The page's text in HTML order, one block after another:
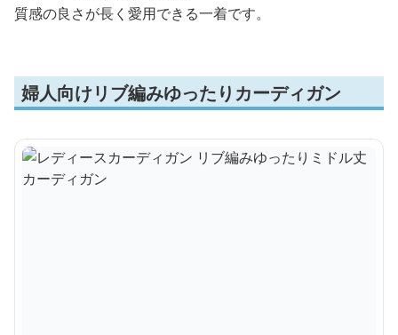
質感の良さが長く愛用できる一着です。
婦人向けリブ編みゆったりカーディガン